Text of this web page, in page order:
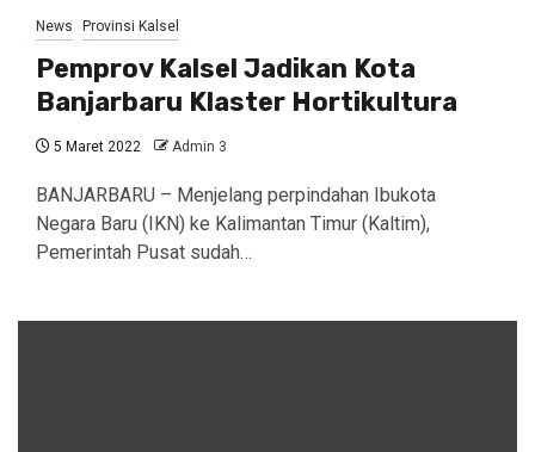
News Provinsi Kalsel
Pemprov Kalsel Jadikan Kota
Banjarbaru Klaster Hortikultura
5 Maret 2022 Admin 3
BANJARBARU – Menjelang perpindahan Ibukota
Negara Baru (IKN) ke Kalimantan Timur (Kaltim),
Pemerintah Pusat sudah…